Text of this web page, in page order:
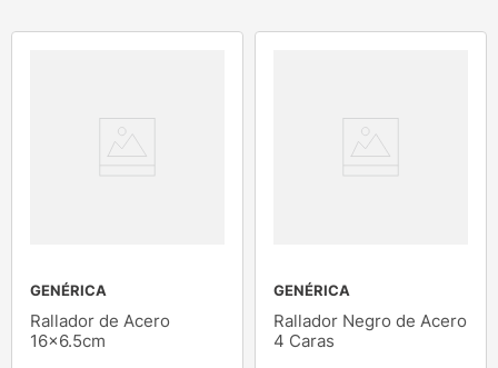
GENÉRICA
Rallador de Acero
16x6.5cm
GENÉRICA
Rallador Negro de Acero
4 Caras